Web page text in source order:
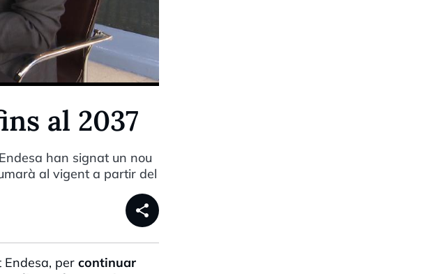
al 2037
han signat un nou
al vigent a partir del
share
Endesa, per continuar